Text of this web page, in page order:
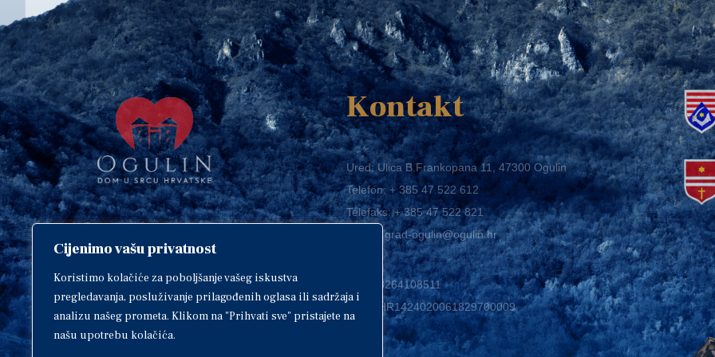
Cijenimo vašu privatnost
Koristimo kolačiće za poboljšanje vašeg iskustva
pregledavanja, posluživanje prilagođenih oglasa ili sadržaja i
analizu našeg prometa. Klikom na "Prihvati sve" pristajete na
našu upotrebu kolačića.
Copyright © 2018. Grad Ogulin,
sva prava pridržana.
Design byEA93
Kontakt
Ured: Ulica B.Frankopana 11, 47300 Ogulin
Telefon:+ 385 47 522 612
Telefaks:+ 385 47 522 821
E-mail:grad-ogulin@ogulin.hr
OIB: 58264108511
IBAN: HR1424020061829700009